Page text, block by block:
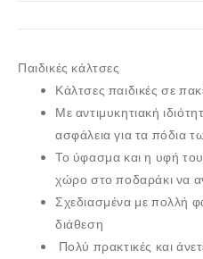
Παιδικές κάλτσες
Κάλτσες παιδικές σε
Με αντιμυκητιακή
ασφάλεια για τα πόδια
Το ύφασμα και η υφή
χώρο στο ποδαράκι να
Σχεδιασμένα με πολλή
διάθεση
Πολύ πρακτικές και